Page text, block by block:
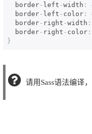
  border
- left -width :
  border
- left - color :
  border
- right -width :
  border
- right - color :
}
请用Sass语法编译